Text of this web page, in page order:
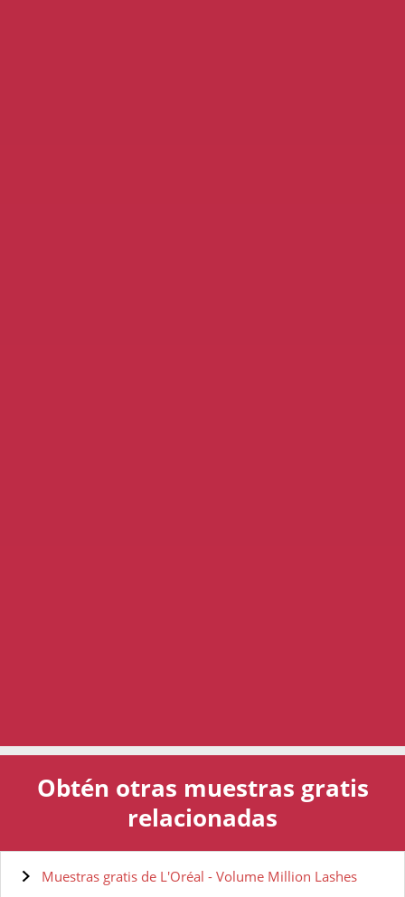
Obtén otras muestras gratis
relacionadas
Muestras gratis de L'Oréal - Volume Million Lashes